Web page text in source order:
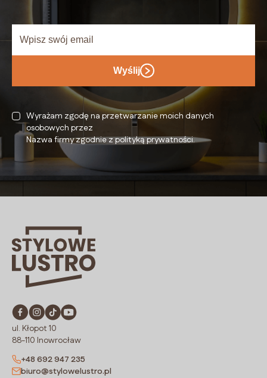
Wyślij
Wyrażam zgodę na przetwarzanie moich danych
osobowych przez
Nazwa firmy zgodnie z polityką prywatności.
ul. Kłopot 10
88-110 Inowrocław
+48 692 947 235
biuro@stylowelustro.pl